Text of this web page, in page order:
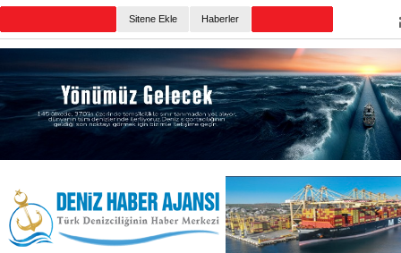
Sitene Ekle Haberler
Gemi